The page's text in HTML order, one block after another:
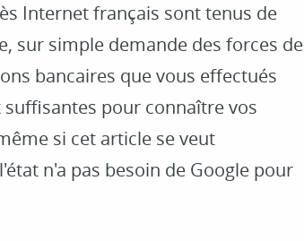
Internet français sont tenus de
sur simple demande des forces de
bancaires que vous effectués
pour connaître vos
si cet article se veut
n'a pas besoin de Google pour